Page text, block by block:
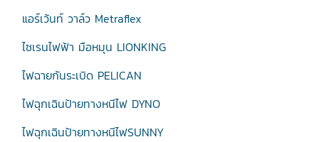
แอร์เว้นท์ วาล์ว Metraflex
ไซเรนไฟฟ้า มือหมุน LIONKING
ไฟฉายกันระเบิด PELICAN
ไฟฉุกเฉินป้ายทางหนีไฟ DYNO
ไฟฉุกเฉินป้ายทางหนีไฟSUNNY